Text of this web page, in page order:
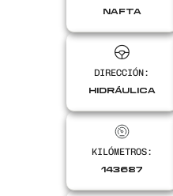
Encontranos en
NAFTA
DIRECCIÓN:
HIDRÁULICA
KILÓMETROS:
143687